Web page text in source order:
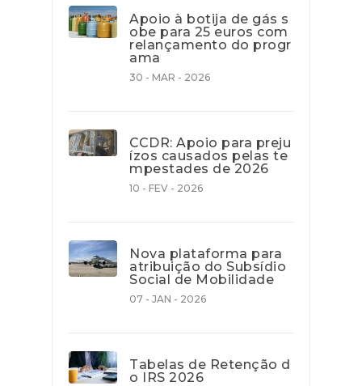
Apoio à botija de gás s
obe para 25 euros com
relançamento do progr
ama
30 - MAR - 2026
CCDR: Apoio para preju
ízos causados pelas te
mpestades de 2026
10 - FEV - 2026
Nova plataforma para
atribuição do Subsídio
Social de Mobilidade
07 - JAN - 2026
Tabelas de Retenção d
o IRS 2026